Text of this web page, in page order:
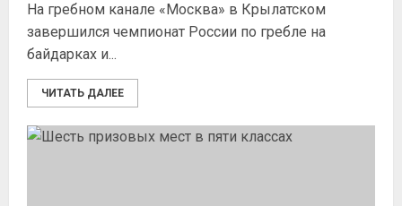
На гребном канале «Москва» в Крылатском
завершился чемпионат России по гребле на
байдарках и...
ЧИТАТЬ ДАЛЕЕ